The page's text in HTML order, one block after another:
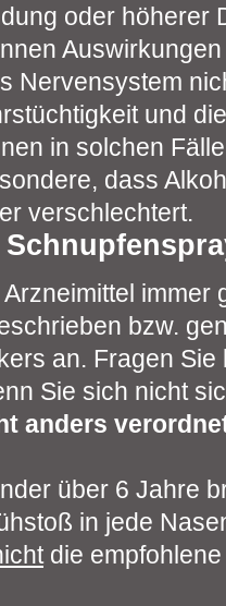
oder höherer
Nervensystem
und
in solchen
dass
verschlechtert.
immer
bzw.
an. Fragen Sie
Sie sich nicht
anders
über 6 Jahre
in jede
die